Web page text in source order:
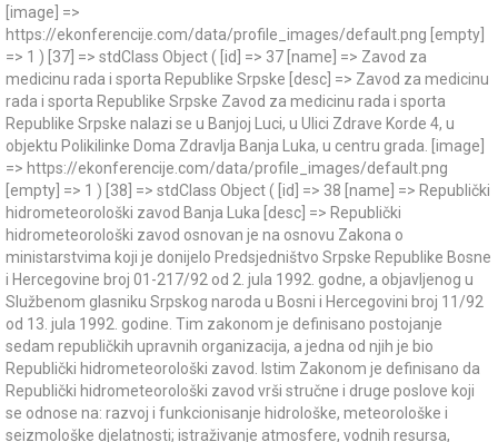
[image] =>
https://ekonferencije.com/data/profile_images/default.png [empty]
=> 1 ) [37] => stdClass Object ( [id] => 37 [name] => Zavod za
medicinu rada i sporta Republike Srpske [desc] => Zavod za medicinu
rada i sporta Republike Srpske Zavod za medicinu rada i sporta
Republike Srpske nalazi se u Banjoj Luci, u Ulici Zdrave Korde 4, u
objektu Polikilinke Doma Zdravlja Banja Luka, u centru grada. [image]
=> https://ekonferencije.com/data/profile_images/default.png
[empty] => 1 ) [38] => stdClass Object ( [id] => 38 [name] => Republički
hidrometeorološki zavod Banja Luka [desc] => Republički
hidrometeorološki zavod osnovan je na osnovu Zakona o
ministarstvima koji je donijelo Predsjedništvo Srpske Republike Bosne
i Hercegovine broj 01-217/92 od 2. jula 1992. godne, a objavljenog u
Službenom glasniku Srpskog naroda u Bosni i Hercegovini broj 11/92
od 13. jula 1992. godine. Tim zakonom je definisano postojanje
sedam republičkih upravnih organizacija, a jedna od njih je bio
Republički hidrometeorološki zavod. Istim Zakonom je definisano da
Republički hidrometeorološki zavod vrši stručne i druge poslove koji
se odnose na: razvoj i funkcionisanje hidrološke, meteorološke i
seizmološke djelatnosti; istraživanje atmosfere, vodnih resursa,